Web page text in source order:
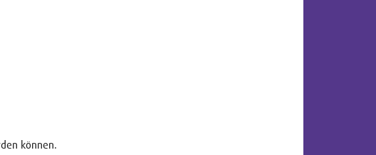
können.